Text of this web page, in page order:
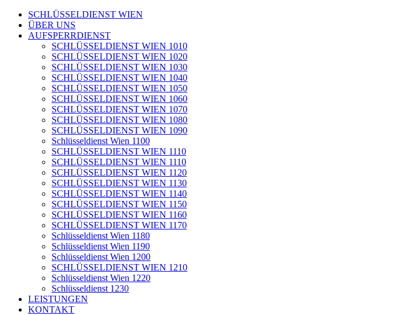
SCHLÜSSELDIENST WIEN
ÜBER UNS
AUFSPERRDIENST
SCHLÜSSELDIENST WIEN 1010
SCHLÜSSELDIENST WIEN 1020
SCHLÜSSELDIENST WIEN 1030
SCHLÜSSELDIENST WIEN 1040
SCHLÜSSELDIENST WIEN 1050
SCHLÜSSELDIENST WIEN 1060
SCHLÜSSELDIENST WIEN 1070
SCHLÜSSELDIENST WIEN 1080
SCHLÜSSELDIENST WIEN 1090
Schlüsseldienst Wien 1100
SCHLÜSSELDIENST WIEN 1110
SCHLÜSSELDIENST WIEN 1110
SCHLÜSSELDIENST WIEN 1120
SCHLÜSSELDIENST WIEN 1130
SCHLÜSSELDIENST WIEN 1140
SCHLÜSSELDIENST WIEN 1150
SCHLÜSSELDIENST WIEN 1160
SCHLÜSSELDIENST WIEN 1170
Schlüsseldienst Wien 1180
Schlüsseldienst Wien 1190
Schlüsseldienst Wien 1200
SCHLÜSSELDIENST WIEN 1210
Schlüsseldienst Wien 1220
Schlüsseldienst 1230
LEISTUNGEN
KONTAKT